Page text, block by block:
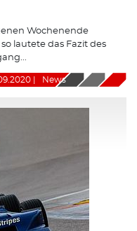
Wochenende
lautete das Fazit des
News